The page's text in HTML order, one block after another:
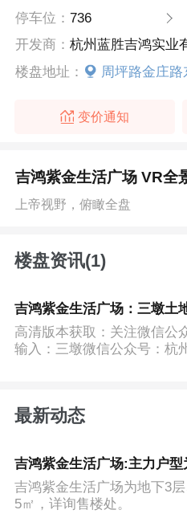
停车位：736
开发商：杭州蓝胜吉鸿实业
楼盘地址：
周坪路金庄路
变价通知
吉鸿紫金生活广场 VR全
上帝视野，俯瞰全盘
楼盘资讯(1)
吉鸿紫金生活广场：三墩土
高清版本获取：关注微信公
输入：三墩微信公众号：杭
最新动态
吉鸿紫金生活广场:主力户型
吉鸿紫金生活广场为地下3
5㎡，详询售楼处。